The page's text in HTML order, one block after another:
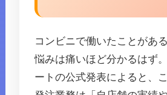
コンビニで働いたことがあ
悩みは痛いほど分かるはず
ートの公式発表によると、